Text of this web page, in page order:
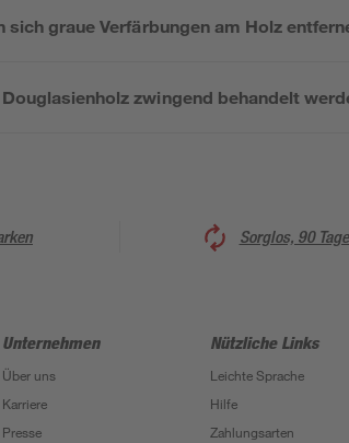
sich graue Verfärbungen am Holz
zwingend behandelt
Sorglos, 90
Unternehmen
Über uns
Karriere
Presse
Nützliche Links
Leichte Sprache
Hilfe
Zahlungsarten